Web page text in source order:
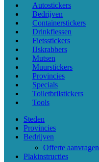
Autostickers
Bedrijven
Containerstickers
Drinkflessen
Fietsstickers
IJskrabbers
Mutsen
Muurstickers
Provincies
Specials
Toiletbrilstickers
Tools
Steden
Provincies
Bedrijven
Offerte aanvragen
Plakinstructies